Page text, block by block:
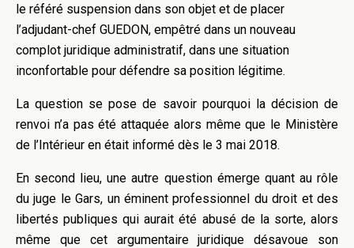
le référé suspension dans son objet et de placer
l’adjudant-chef GUEDON, empêtré dans un nouveau
complot juridique administratif, dans une situation
inconfortable pour défendre sa position légitime.
La question se pose de savoir pourquoi la décision de
renvoi n’a pas été attaquée alors même que le Ministère
de l’Intérieur en était informé dès le 3 mai 2018.
En second lieu, une autre question émerge quant au rôle
du juge le Gars, un éminent professionnel du droit et des
libertés publiques qui aurait été abusé de la sorte, alors
même que cet argumentaire juridique désavoue son